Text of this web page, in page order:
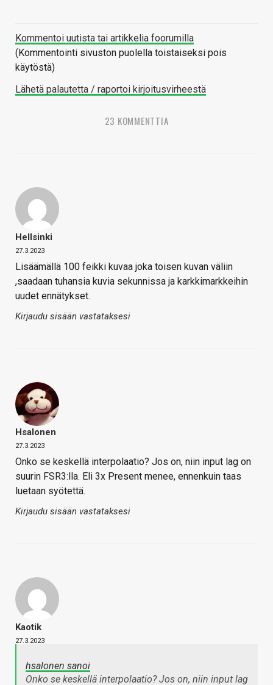
Kommentoi uutista tai artikkelia foorumilla
(Kommentointi sivuston puolella toistaiseksi pois
käytöstä)
Lähetä palautetta / raportoi kirjoitusvirheestä
23 KOMMENTTIA
Hellsinki
27.3.2023
Lisäämällä 100 feikki kuvaa joka toisen kuvan väliin
,saadaan tuhansia kuvia sekunnissa ja karkkimarkkeihin
uudet ennätykset.
Kirjaudu sisään vastataksesi
Hsalonen
27.3.2023
Onko se keskellä interpolaatio? Jos on, niin input lag on
suurin FSR3:lla. Eli 3x Present menee, ennenkuin taas
luetaan syötettä.
Kirjaudu sisään vastataksesi
Kaotik
27.3.2023
hsalonen sanoi
Onko se keskellä interpolaatio? Jos on, niin input lag